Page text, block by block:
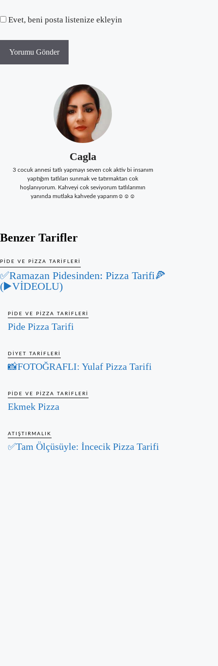
Evet, beni posta listenize ekleyin
Cagla
3 cocuk annesi tatlı yapmayı seven cok aktiv bi insanım
yaptığım tatlıları sunmak ve tatırmaktan cok
hoşlanıyorum. Kahveyi cok seviyorum tatlılarımın
yanında mutlaka kahvede yaparım☺☺☺
Benzer Tarifler
PIDE VE PIZZA TARIFLERI
✅Ramazan Pidesinden: Pizza Tarifi🍕
(▶️VİDEOLU)
PIDE VE PIZZA TARIFLERI
Pide Pizza Tarifi
DIYET TARIFLERI
📸FOTOĞRAFLI: Yulaf Pizza Tarifi
PIDE VE PIZZA TARIFLERI
Ekmek Pizza
ATIŞTIRMALIK
✅Tam Ölçüsüyle: İncecik Pizza Tarifi